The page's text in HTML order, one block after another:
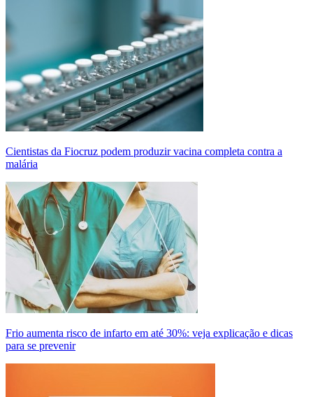
Cientistas da Fiocruz podem produzir vacina completa contra a
malária
Frio aumenta risco de infarto em até 30%: veja explicação e dicas
para se prevenir